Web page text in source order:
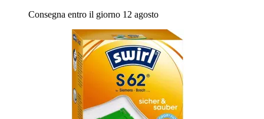
Consegna entro il giorno 12 agosto